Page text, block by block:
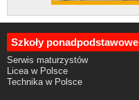
Szkoły ponadpodstawowe
Serwis maturzystów
Licea w Polsce
Technika w Polsce